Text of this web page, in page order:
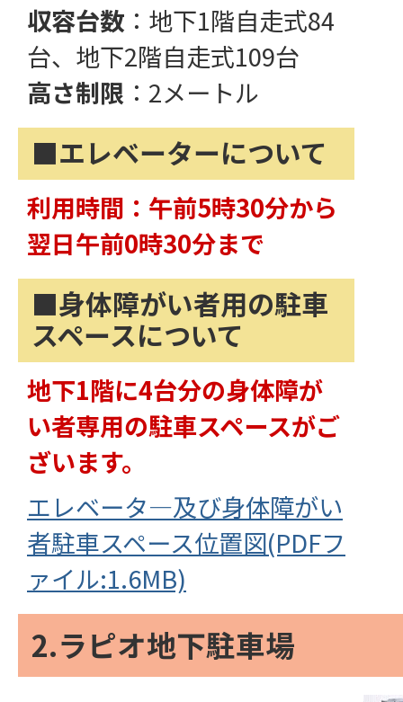
収容台数 ：地下1階自走式84
台、地下2階自走式109台
高さ制限 ：2メートル
■エレベーターについて
利用時間：午前5時30分から
翌日午前0時30分まで
■身体障がい者用の駐車
スペースについて
地下1階に4台分の身体障が
い者専用の駐車スペースがご
ざいます。
エレベータ―及び身体障がい
者駐車スペース位置図(PDFフ
ァイル:1.6MB)
2.ラピオ地下駐車場